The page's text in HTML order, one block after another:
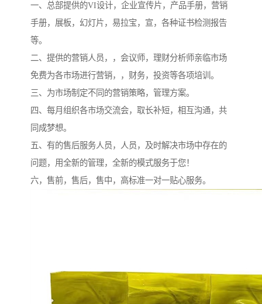
一、总部提供的VI设计，企业宣传片，产品手册，营销
手册，展板，幻灯片，易拉宝，宣，各种证书检测报告
等。
二、提供的营销人员，，会议师，理财分析师亲临市场
免费为各市场进行营销，，财务，投资等各项培训。
三、为市场制定不同的营销策略，管理方案。
四、每月组织各市场交流会，取长补短，相互沟通，共
同成梦想。
五、有的售后服务人员，人员，及时解决市场中存在的
问题，用全新的管理，全新的模式服务于您！
六，售前，售后，售中，高标准一对一贴心服务。